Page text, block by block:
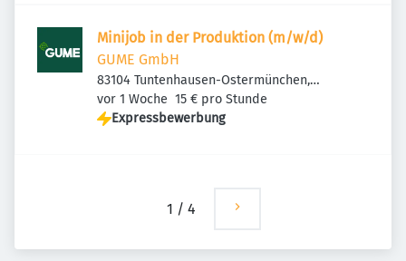
Minijob in der Produktion (m/w/d)
GUME GmbH
83104 Tuntenhausen-Ostermünchen,
Deutschland
Veröffentlicht:
vor 1 Woche 15 € pro Stunde
Expressbewerbung
1 / 4